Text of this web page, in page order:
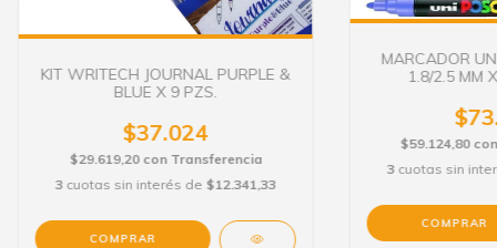
KIT WRITECH JOURNAL PURPLE &
BLUE X 9 PZS.
$37.024
$29.619,20 con Transferencia
3 cuotas sin interés de $12.341,33
MARCADOR
1.8/2.5 MM
$59.124,80 con
3 cuotas sin